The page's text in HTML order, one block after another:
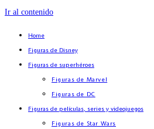
Ir al contenido
Home
Figuras de Disney
Figuras de superhéroes
Figuras de Marvel
Figuras de DC
Figuras de películas, series y videojuegos
Figuras de Star Wars